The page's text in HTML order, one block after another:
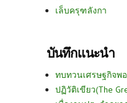
เล็บครุฑลังกา
บันทึกแนะนำ
ทบทวนเศรษฐกิจพอ
ปฏิวัติเขียว(The